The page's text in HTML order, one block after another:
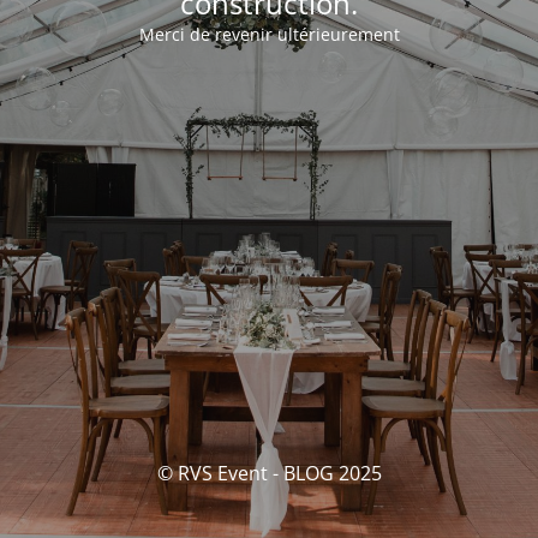
Merci de revenir ultérieurement
© RVS Event - BLOG 2025